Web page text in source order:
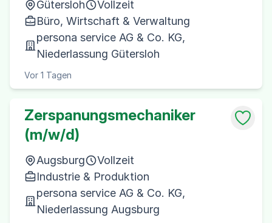
Gütersloh
Vollzeit
Büro, Wirtschaft & Verwaltung
persona service AG & Co. KG,
Niederlassung Gütersloh
Vor 1 Tagen
Zerspanungsmechaniker
(m/w/d)
Augsburg
Vollzeit
Industrie & Produktion
persona service AG & Co. KG,
Niederlassung Augsburg